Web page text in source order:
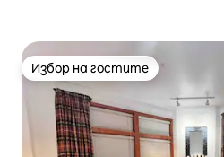
Избор на гостите
Избор на гостите